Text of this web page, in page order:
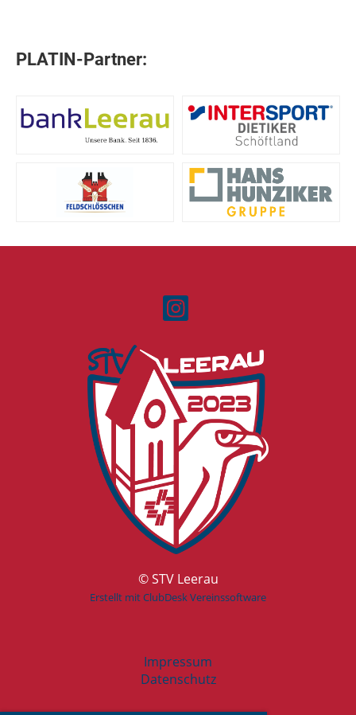
PLATIN-Partner:
© STV Leerau
Erstellt mit ClubDesk Vereinssoftware
Impressum
Datenschutz